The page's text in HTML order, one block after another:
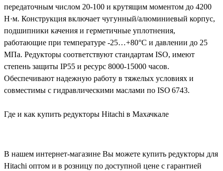
передаточным числом 20-100 и крутящим моментом до 4200
Н·м. Конструкция включает чугунный/алюминиевый корпус,
подшипники качения и герметичные уплотнения,
работающие при температуре -25…+80°C и давлении до 25
МПа. Редукторы соответствуют стандартам ISO, имеют
степень защиты IP55 и ресурс 8000-15000 часов.
Обеспечивают надежную работу в тяжелых условиях и
совместимы с гидравлическими маслами по ISO 6743.
Где и как купить редукторы Hitachi в Махачкале
В нашем интернет-магазине Вы можете купить редукторы для
Hitachi оптом и в розницу по доступной цене с гарантией